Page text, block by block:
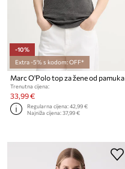
-10%
Extra -5% s kodom: OFF*
Marc O'Polo top za žene od pamuka
Trenutna cijena:
33,99 €
Regularna cijena:42,99 €
Najniža cijena:37,99 €